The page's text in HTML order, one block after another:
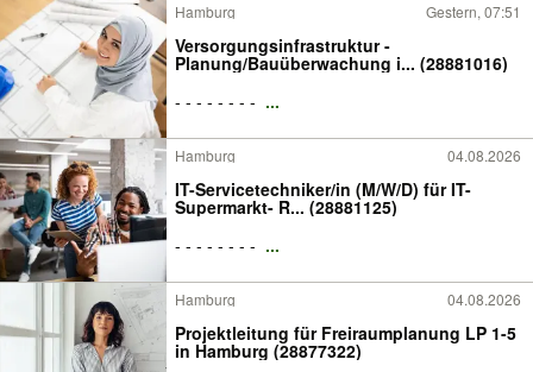
Hamburg Gestern, 07:51
Versorgungsinfrastruktur -
Planung/Bauüberwachung i... (28881016)
- - - - - - - - ...
Hamburg 04.08.2026
IT-Servicetechniker/in (M/W/D) für IT-
Supermarkt- R... (28881125)
- - - - - - - - ...
Hamburg 04.08.2026
Projektleitung für Freiraumplanung LP 1-5
in Hamburg (28877322)